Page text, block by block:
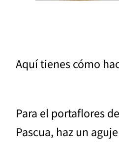
Aquí tienes cómo
Para el portaflores
Pascua, haz un